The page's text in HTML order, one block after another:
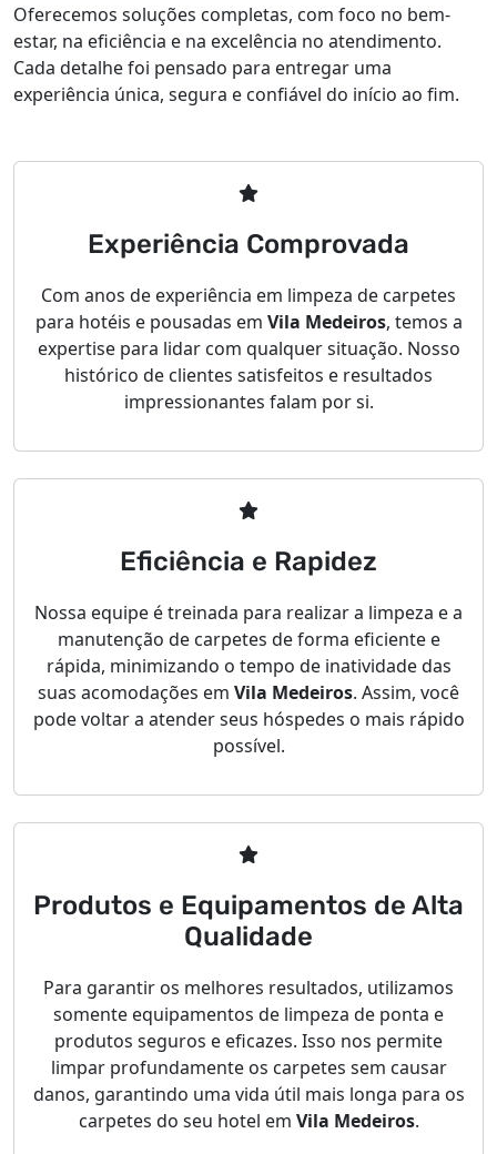
Oferecemos soluções completas, com foco no bem-
estar, na eficiência e na excelência no atendimento.
Cada detalhe foi pensado para entregar uma
experiência única, segura e confiável do início ao fim.
Experiência Comprovada
Com anos de experiência em limpeza de carpetes
para hotéis e pousadas em Vila Medeiros, temos a
expertise para lidar com qualquer situação. Nosso
histórico de clientes satisfeitos e resultados
impressionantes falam por si.
Eficiência e Rapidez
Nossa equipe é treinada para realizar a limpeza e a
manutenção de carpetes de forma eficiente e
rápida, minimizando o tempo de inatividade das
suas acomodações em Vila Medeiros. Assim, você
pode voltar a atender seus hóspedes o mais rápido
possível.
Produtos e Equipamentos de Alta
Qualidade
Para garantir os melhores resultados, utilizamos
somente equipamentos de limpeza de ponta e
produtos seguros e eficazes. Isso nos permite
limpar profundamente os carpetes sem causar
danos, garantindo uma vida útil mais longa para os
carpetes do seu hotel em Vila Medeiros.